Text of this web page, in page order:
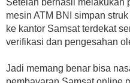
Setelah berhasil melakukan
mesin ATM BNI simpan
ke kantor Samsat terdekat
verifikasi dan pengesahan
Jadi memang benar bisa